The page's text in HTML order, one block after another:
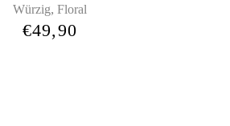
Würzig, Floral
€49,90